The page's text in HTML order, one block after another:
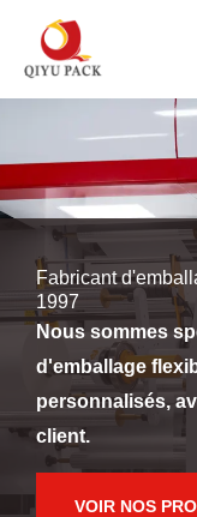
contenu
Fabricant
1997
Nous sommes
d'emballage
personnalisés,
client.
VOIR NOS